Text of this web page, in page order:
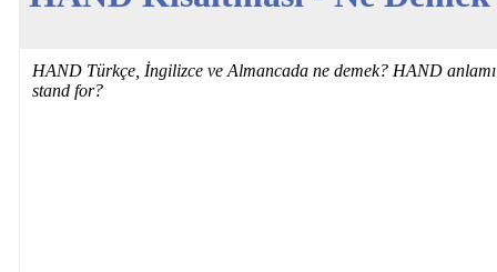
HAND Türkçe, İngilizce ve Almancada ne demek? HAND
stand for?